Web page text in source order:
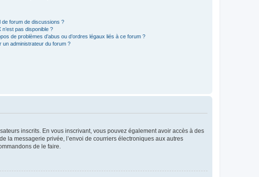
de forum de discussions ?
n’est pas disponible ?
de problèmes d’abus ou d’ordres légaux liés à ce forum ?
un administrateur du forum ?
inscrits. En vous inscrivant, vous pouvez également avoir accès à des
la messagerie privée, l’envoi de courriers électroniques aux autres
de le faire.